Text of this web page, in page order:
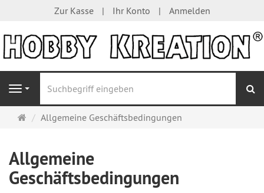
Zur Kasse Ihr Konto Anmelden
Navigation
Startseite
Allgemeine Geschäftsbedingungen
Allgemeine
Geschäftsbedingungen